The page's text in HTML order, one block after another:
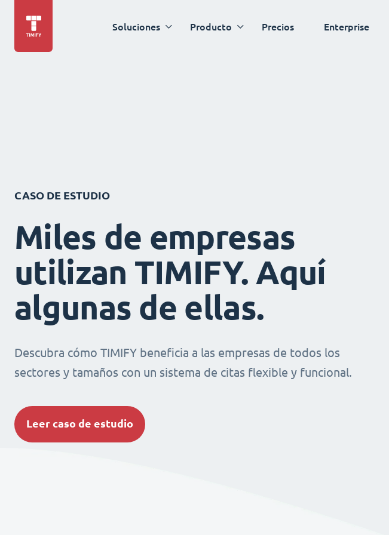
Soluciones Producto Precios Enterprise
CASO DE ESTUDIO
Miles de empresas
utilizan TIMIFY. Aquí
algunas de ellas.
Descubra cómo TIMIFY beneficia a las empresas de todos los
sectores y tamaños con un sistema de citas flexible y funcional.
Leer caso de estudio